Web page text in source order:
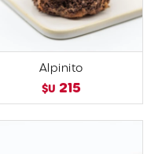
Alpinito
$U 215